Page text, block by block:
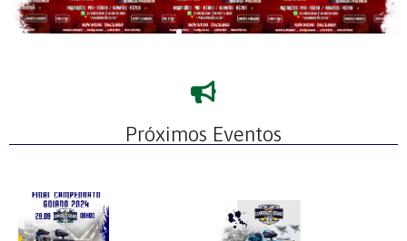
Próximos Eventos